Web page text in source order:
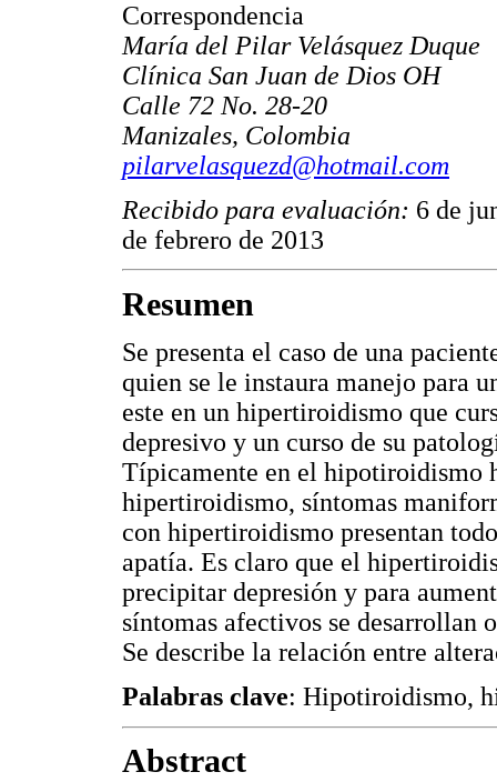
Correspondencia
María del Pilar Velásquez Duque
Clínica San Juan de Dios OH
Calle 72 No. 28-20
Manizales, Colombia
pilarvelasquezd@hotmail.com
Recibido para evaluación: 6 de
de febrero de 2013
Resumen
Se presenta el caso de una
quien se le instaura manejo para
este en un hipertiroidismo que
depresivo y un curso de su
Típicamente en el hipotiroidismo
hipertiroidismo, síntomas
con hipertiroidismo presentan
apatía. Es claro que el
precipitar depresión y para
síntomas afectivos se desarrollan
Se describe la relación entre
Palabras clave: Hipotiroidismo,
Abstract